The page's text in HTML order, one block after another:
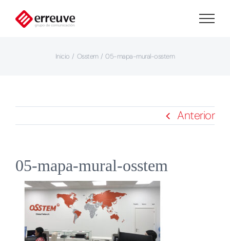
Saltar
Inicio Osstem 05-mapa-mural-osstem
Anterior
05-mapa-mural-osstem